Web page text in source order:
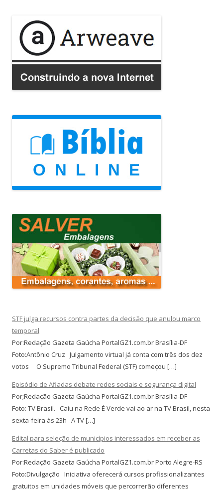
STF julga recursos contra partes da decisão que anulou marco
temporal
Por:Redação Gazeta Gaúcha PortalGZ1.com.br Brasília-DF
Foto:Antônio Cruz Julgamento virtual já conta com três dos dez
votos O Supremo Tribunal Federal (STF) começou […]
Episódio de Afiadas debate redes sociais e segurança digital
Por;Redação Gazeta Gaúcha PortalGZ1.com.br Brasília-DF
Foto: TV Brasil. Caiu na Rede É Verde vai ao ar na TV Brasil, nesta
sexta-feira às 23h A TV […]
Edital para seleção de municípios interessados em receber as
Carretas do Saber é publicado
Por:Redação Gazeta Gaúcha PortalGZ1.com.br Porto Alegre-RS
Foto:Divulgação Iniciativa oferecerá cursos profissionalizantes
gratuitos em unidades móveis que percorrerão diferentes